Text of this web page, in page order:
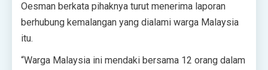
Oesman berkata pihaknya turut menerima laporan
berhubung kemalangan yang dialami warga Malaysia
itu.
“Warga Malaysia ini mendaki bersama 12 orang dalam